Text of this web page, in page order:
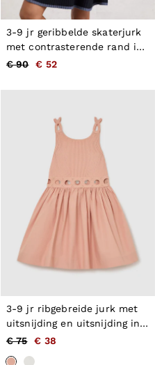
3-9 jr geribbelde skaterjurk
met contrasterende rand in
marineblauw
€ 90 € 52
3-9 jr ribgebreide jurk met
uitsnijding en uitsnijding in
Apricot
€ 75 € 38